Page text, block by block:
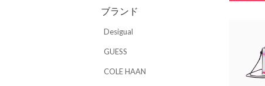
ブランド
Desigual
GUESS
COLE HAAN